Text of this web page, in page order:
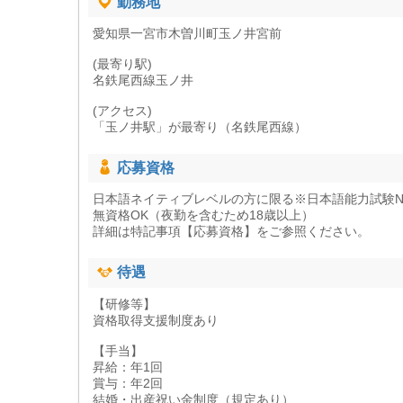
愛知県一宮市木曽川町玉ノ井宮前
(最寄り駅)
名鉄尾西線玉ノ井
(アクセス)
「玉ノ井駅」が最寄り（名鉄尾西線）
応募資格
日本語ネイティブレベルの方に限る※日本語能力試験
無資格OK（夜勤を含むため18歳以上）
詳細は特記事項【応募資格】をご参照ください。
待遇
【研修等】
資格取得支援制度あり
【手当】
昇給：年1回
賞与：年2回
結婚・出産祝い金制度（規定あり）